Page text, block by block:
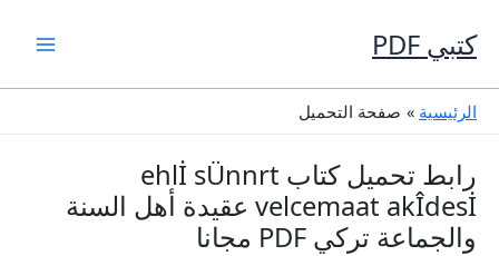
إلى
المحتوى
كتبي PDF
الرئيسية صفحة التحميل
رابط تحميل كتاب ehlİ sÜnnrt
velcemaat akÎdesİ عقيدة أهل السنة
والجماعة تركي PDF مجانا